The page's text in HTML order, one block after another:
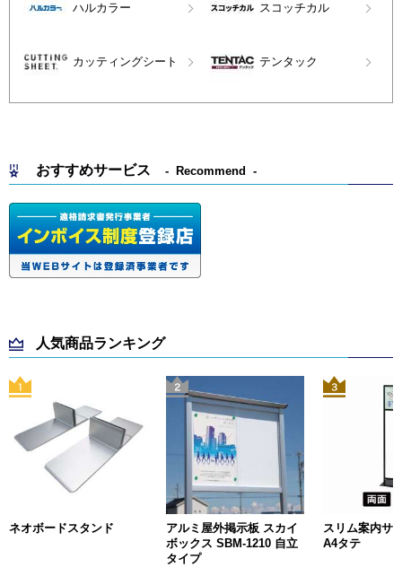
ハルカラー スコッチカル
カッティングシート テンタック
おすすめサービス Recommend
人気商品ランキング
ネオボードスタンド
アルミ屋外掲示板 スカイ
ボックス SBM-1210 自立
タイプ
スリム案内サ
A4タテ